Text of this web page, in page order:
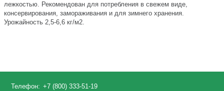
лежкостью. Рекомендован для потребления в свежем виде,
консервирования, замораживания и для зимнего хранения.
Урожайность 2,5-6,6 кг/м2.
Телефон: +7 (800) 333-51-19